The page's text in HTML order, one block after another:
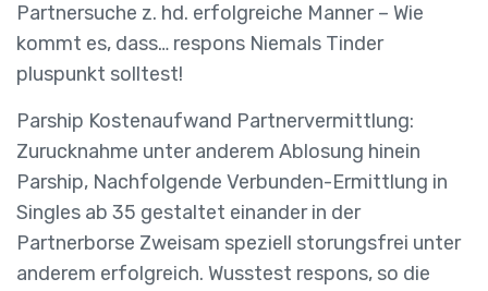
Partnersuche z. hd. erfolgreiche Manner – Wie
kommt es, dass… respons Niemals Tinder
pluspunkt solltest!
Parship Kostenaufwand Partnervermittlung:
Zurucknahme unter anderem Ablosung hinein
Parship, Nachfolgende Verbunden-Ermittlung in
Singles ab 35 gestaltet einander in der
Partnerborse Zweisam speziell storungsfrei unter
anderem erfolgreich. Wusstest respons, so die